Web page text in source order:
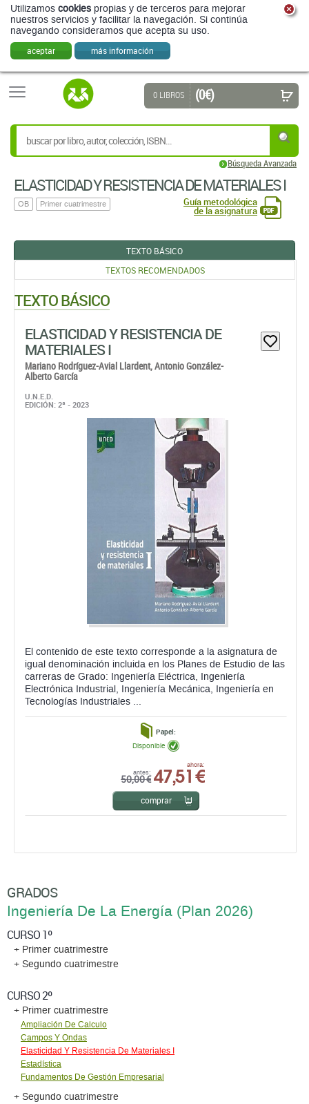
Utilizamos cookies propias y de terceros para mejorar
nuestros servicios y facilitar la navegación. Si continúa
navegando consideramos que acepta su uso.
aceptar más información
Búsqueda Avanzada
0 LIBROS (0 €)
ELASTICIDAD Y RESISTENCIA DE MATERIALES I
OB Primer cuatrimestre Guía metodológica
de la asignatura
TEXTO BÁSICO
TEXTOS RECOMENDADOS
TEXTO BÁSICO
ELASTICIDAD Y RESISTENCIA DE
MATERIALES I
Mariano Rodríguez-Avial Llardent,Antonio González-
Alberto García
U.N.E.D.
EDICIÓN: 2ª - 2023
El contenido de este texto corresponde a la asignatura de
igual denominación incluida en los Planes de Estudio de las
carreras de Grado: Ingeniería Eléctrica, Ingeniería
Electrónica Industrial, Ingeniería Mecánica, Ingeniería en
Tecnologías Industriales ...
Papel:
antes:
50,00 €
ahora:
47,51 €
Disponible
comprar
GRADOS
Ingeniería De La Energí­a (Plan 2026)
CURSO 1º
+ Primer cuatrimestre
+ Segundo cuatrimestre
CURSO 2º
+ Primer cuatrimestre
Ampliación De Calculo
Campos Y Ondas
Elasticidad Y Resistencia De Materiales I
Estadí­stica
Fundamentos De Gestión Empresarial
+ Segundo cuatrimestre